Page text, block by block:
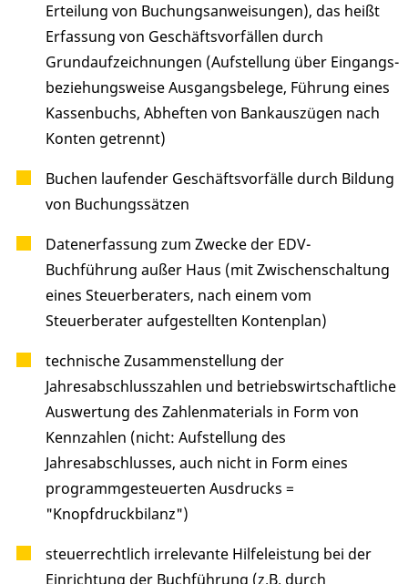
Erteilung von Buchungsanweisungen), das heißt
Erfassung von Geschäftsvorfällen durch
Grundaufzeichnungen (Aufstellung über Eingangs-
beziehungsweise Ausgangsbelege, Führung eines
Kassenbuchs, Abheften von Bankauszügen nach
Konten getrennt)
Buchen laufender Geschäftsvorfälle durch Bildung
von Buchungssätzen
Datenerfassung zum Zwecke der EDV-
Buchführung außer Haus (mit Zwischenschaltung
eines Steuerberaters, nach einem vom
Steuerberater aufgestellten Kontenplan)
technische Zusammenstellung der
Jahresabschlusszahlen und betriebswirtschaftliche
Auswertung des Zahlenmaterials in Form von
Kennzahlen (nicht: Aufstellung des
Jahresabschlusses, auch nicht in Form eines
programmgesteuerten Ausdrucks =
"Knopfdruckbilanz")
steuerrechtlich irrelevante Hilfeleistung bei der
Einrichtung der Buchführung (z.B. durch